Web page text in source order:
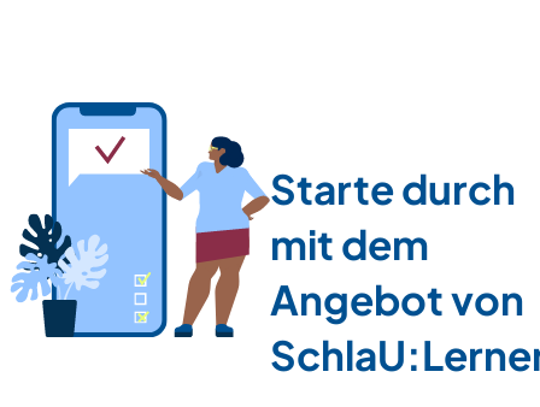
Starte durch
mit dem
Angebot von